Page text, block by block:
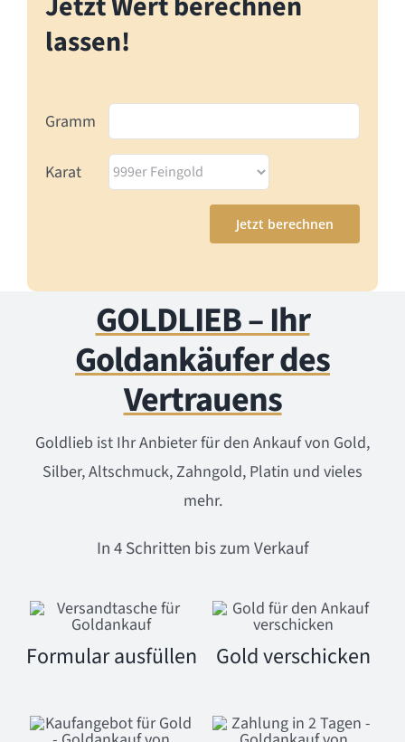
lassen!
Gramm
Karat
GOLDLIEB – Ihr
Goldankäufer des
Vertrauens
Goldlieb ist Ihr Anbieter für den Ankauf von Gold,
Silber, Altschmuck, Zahngold, Platin und vieles
mehr.
In 4 Schritten bis zum Verkauf
Formular ausfüllen Gold verschicken